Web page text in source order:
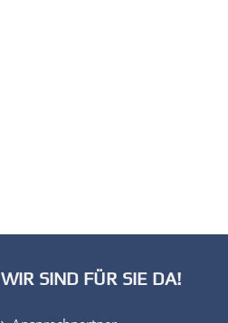
WIR SIND FÜR SIE DA!